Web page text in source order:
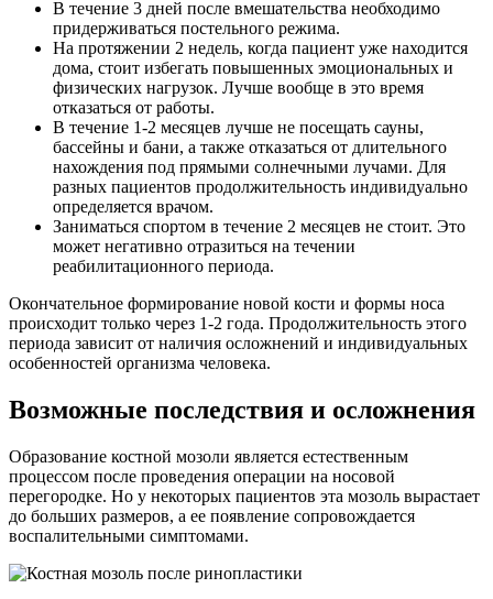
В течение 3 дней после вмешательства необходимо
придерживаться постельного режима.
На протяжении 2 недель, когда пациент уже находится
дома, стоит избегать повышенных эмоциональных и
физических нагрузок. Лучше вообще в это время
отказаться от работы.
В течение 1-2 месяцев лучше не посещать сауны,
бассейны и бани, а также отказаться от длительного
нахождения под прямыми солнечными лучами. Для
разных пациентов продолжительность индивидуально
определяется врачом.
Заниматься спортом в течение 2 месяцев не стоит. Это
может негативно отразиться на течении
реабилитационного периода.
Окончательное формирование новой кости и формы носа
происходит только через 1-2 года. Продолжительность этого
периода зависит от наличия осложнений и индивидуальных
особенностей организма человека.
Возможные последствия и осложнения
Образование костной мозоли является естественным
процессом после проведения операции на носовой
перегородке. Но у некоторых пациентов эта мозоль вырастает
до больших размеров, а ее появление сопровождается
воспалительными симптомами.